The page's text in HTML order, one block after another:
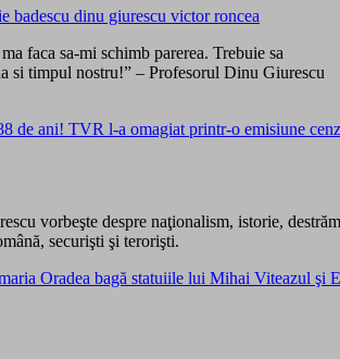
faca sa-mi schimb parerea. Trebuie sa
si timpul nostru!” – Profesorul Dinu Giurescu
de ani! TVR l-a omagiat printr-o emisiune
vorbeşte despre naţionalism, istorie,
securişti şi terorişti.
Oradea bagă statuiile lui Mihai Viteazul şi